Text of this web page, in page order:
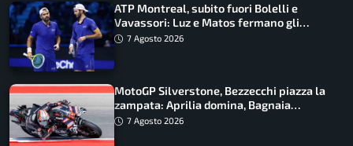
ATP Montreal, subito fuori Bolelli e
Vavassori: Luz e Matos fermano gli
azzurri
7 Agosto 2026
MotoGP Silverstone, Bezzecchi piazza la
zampata: Aprilia domina, Bagnaia
costretto al Q1
7 Agosto 2026